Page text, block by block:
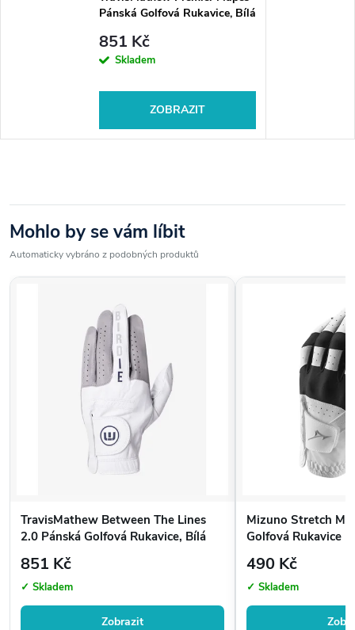
Pánská Golfová Rukavice, Bílá
851 Kč
Skladem
ZOBRAZIT
Mohlo by se vám líbit
Automaticky vybráno z podobných produktů
TravisMathew Between The Lines
2.0 Pánská Golfová Rukavice, Bílá
851 Kč
✓ Skladem
Zobrazit
Mizuno Stretch
Golfová Rukavice
490 Kč
✓ Skladem